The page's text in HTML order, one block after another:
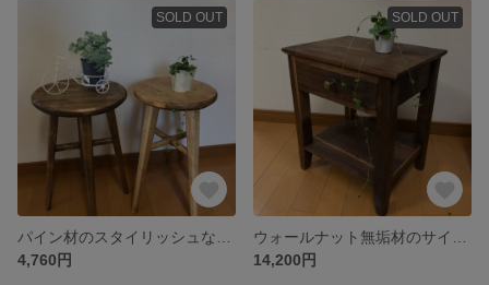
SOLD OUT
4,760円
SOLD OUT
14,200円